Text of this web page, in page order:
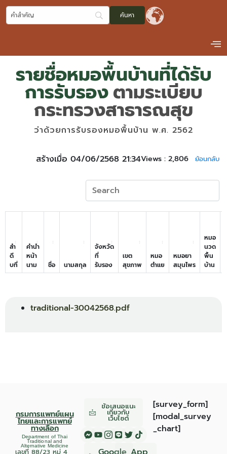
รายชื่อหมอพื้นบ้านที่ได้รับ
การรับรอง ตามระเบียบ
กระทรวงสาธารณสุข
ว่าด้วยการรับรองหมอพื้นบ้าน พ.ศ. 2562
สร้างเมื่อ 04/06/2568 21:34Views : 2,806 ย้อนกลับ
ลำ
ดี
บที่
คำนำ
หน้า
นาม
ชื่อ นามสกุล
จังหวัด
ที่
รับรอง
เขต
สุขภาพ
หมอ
ตำแย
หมอยา
สมุนไพร
หมอ
นวด
พื้น
บ้าน
traditional-30042568.pdf
กรมการแพทย์แผน
ไทยและการแพทย์
ทางเลือก
Department of Thai
Traditional and
Alternative Medicine
เลขที่ 88/23 หมู่ 4
ข้อเสนอแนะ
เกี่ยวกับ
เว็บไซต์
[survey_form]
[modal_survey
_chart]